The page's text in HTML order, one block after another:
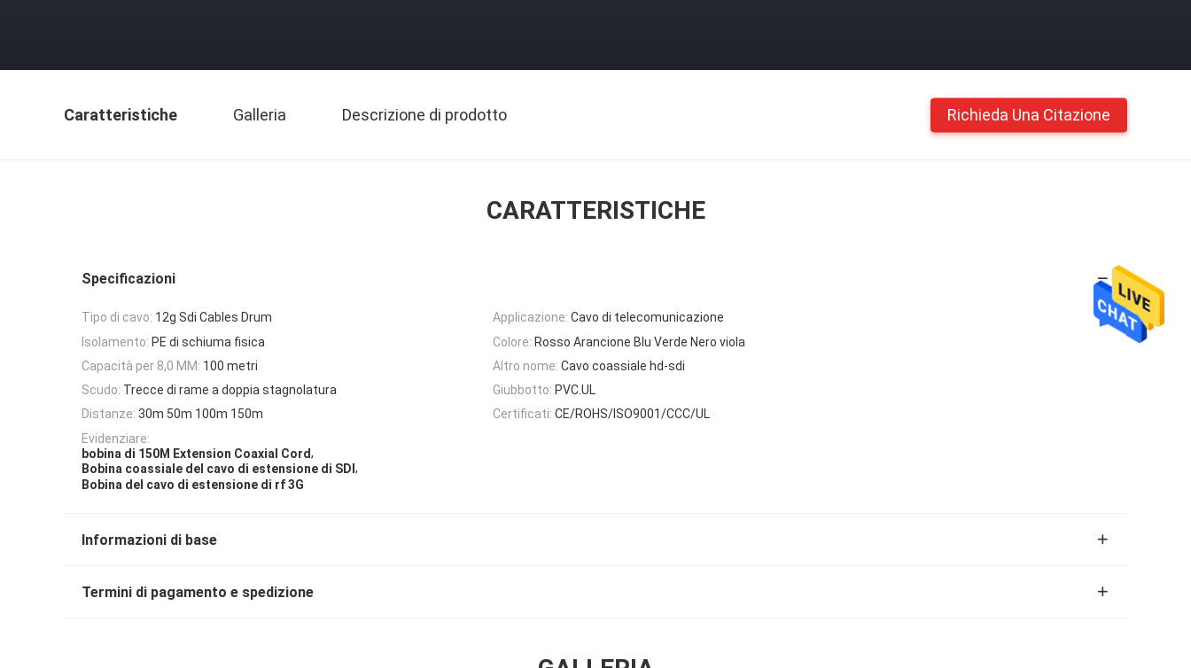
Caratteristiche Galleria Descrizione di prodotto Richieda Una Citazione
CARATTERISTICHE
Specificazioni
Tipo di cavo: 12g Sdi Cables Drum Applicazione: Cavo di telecomunicazione
Isolamento: PE di schiuma fisica Colore: Rosso Arancione Blu Verde Nero viola
Capacità per 8,0 MM: 100 metri Altro nome: Cavo coassiale hd-sdi
Scudo: Trecce di rame a doppia stagnolatura Giubbotto: PVC.UL
Distanze: 30m 50m 100m 150m Certificati: CE/ROHS/ISO9001/CCC/UL
Evidenziare:
bobina di 150M Extension Coaxial Cord,
Bobina coassiale del cavo di estensione di SDI ,
Bobina del cavo di estensione di rf 3G
Informazioni di base
Termini di pagamento e spedizione